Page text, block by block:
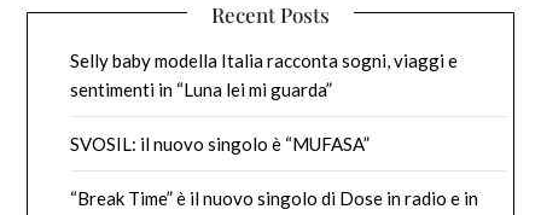
Recent Posts
Selly baby modella Italia racconta sogni, viaggi e
sentimenti in “Luna lei mi guarda”
SVOSIL: il nuovo singolo è “MUFASA”
“Break Time” è il nuovo singolo di Dose in radio e in